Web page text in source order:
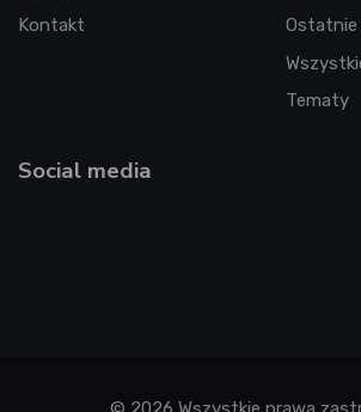
Kontakt
Ostatnie
Tematy
Social media